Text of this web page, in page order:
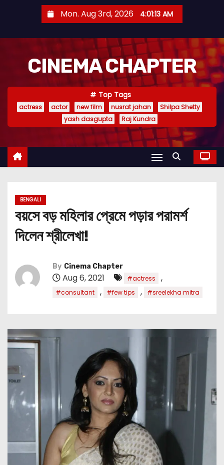
e
Mon. Aug 3rd, 2026 4:01:14 AM
CINEMA CHAPTER
Top Tags
actress actor new film nusrat jahan
Shilpa Shetty
yash dasgupta
Raj Kundra
BENGALI
বয়সে বড় মহিলার প্রেমে পড়ার পরামর্শ
দিলেন শ্রীলেখা!
By Cinema Chapter
Aug 6, 2021 #actress ,
#consultant , #few tips , #sreelekha mitra